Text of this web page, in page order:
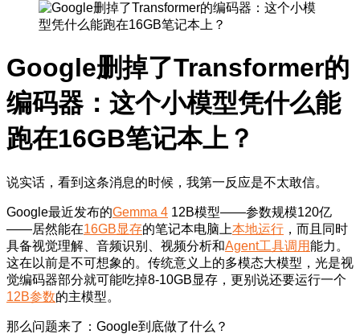
Google删掉了Transformer的
编码器：这个小模型凭什么能
跑在16GB笔记本上？
说实话，看到这条消息的时候，我第一反应是不太敢信。
Google最近发布的Gemma 4 12B模型——参数规模120亿
——居然能在16GB显存的笔记本电脑上本地运行 ，而且同时
具备视觉理解、音频识别、视频分析和Agent工具调用能力。
这在以前是不可想象的。传统意义上的多模态大模型，光是视
觉编码器部分就可能吃掉8-10GB显存，更别说还要运行一个
12B参数的主模型。
那么问题来了：Google到底做了什么？